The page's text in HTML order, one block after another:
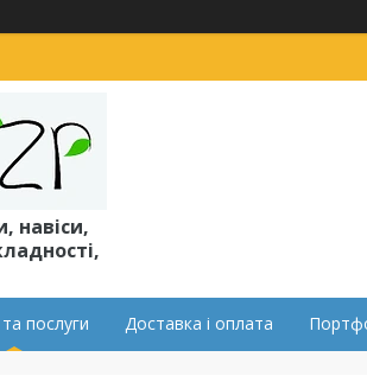
навіси,
послуги Доставка і оплата